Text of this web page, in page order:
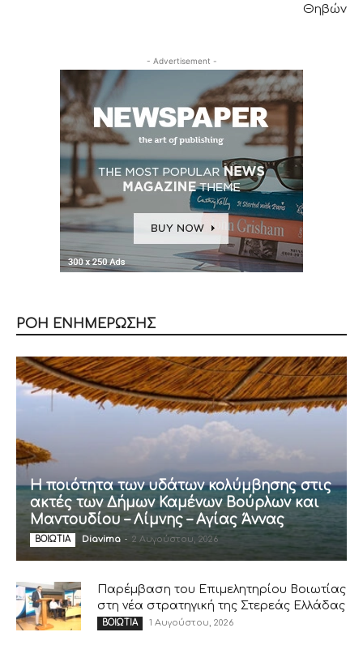
Θηβών
- Advertisement -
ΡΟΗ ΕΝΗΜΕΡΩΣΗΣ
Η ποιότητα των υδάτων κολύμβησης στις
ακτές των Δήμων Καμένων Βούρλων και
Μαντουδίου – Λίμνης – Αγίας Άννας
ΒΟΙΩΤΙΑ Diavima - 2 Αυγούστου, 2026
Παρέμβαση του Επιμελητηρίου Βοιωτίας
στη νέα στρατηγική της Στερεάς Ελλάδας
ΒΟΙΩΤΙΑ 1 Αυγούστου, 2026